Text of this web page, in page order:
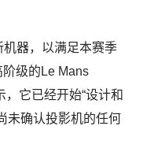
器，以满足本赛季
级的Le Mans
它已经开始“设计和
未确认投影机的任何